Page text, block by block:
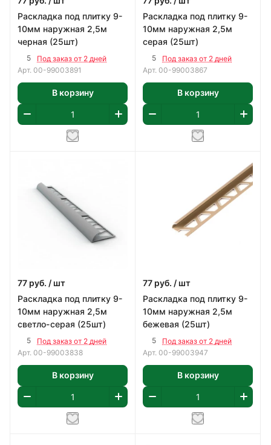
Раскладка под плитку 9-
10мм наружная 2,5м
черная (25шт)
5
Под заказ от 2 дней
Арт. 00-99003891
В корзину
Раскладка под плитку 9-
10мм наружная 2,5м
серая (25шт)
5
Под заказ от 2 дней
Арт. 00-99003867
В корзину
77 руб. / шт
Раскладка под плитку 9-
10мм наружная 2,5м
светло-серая (25шт)
5
Под заказ от 2 дней
Арт. 00-99003838
В корзину
77 руб. / шт
Раскладка под плитку 9-
10мм наружная 2,5м
бежевая (25шт)
5
Под заказ от 2 дней
Арт. 00-99003947
В корзину